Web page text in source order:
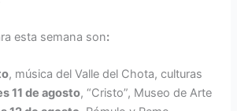
esta semana son:
, música del Valle del Chota, culturas
11 de agosto, “Cristo”, Museo de Arte